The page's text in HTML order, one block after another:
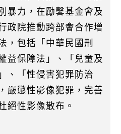
暴力，在勵馨基金會及
政院推動跨部會合作增
，包括「中華民國刑
益保障法」、「兒童及
、「性侵害犯罪防治
嚴懲性影像犯罪，完善
絕性影像散布。